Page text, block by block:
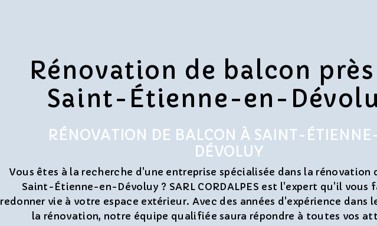
Rénovation de balcon
Saint-Étienne-en-
RÉNOVATION DE BALCON À SAINT-
DÉVOLUY
Vous êtes à la recherche d'une entreprise spécialisée dans la rénovation
Saint-Étienne-en-Dévoluy ? SARL CORDALPES est l'expert qu'il vous
redonner vie à votre espace extérieur. Avec des années d'expérience dans
la rénovation, notre équipe qualifiée saura répondre à toutes vos